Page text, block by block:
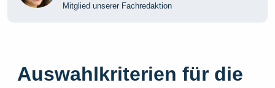
Mitglied unserer Fachredaktion
Auswahlkriterien für die